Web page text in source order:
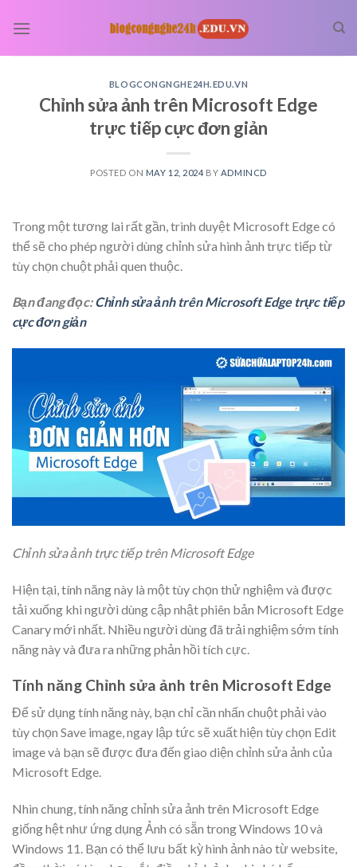
BLOGCONGNGHE24H.EDU.VN
Chỉnh sửa ảnh trên Microsoft Edge
trực tiếp cực đơn giản
POSTED ON MAY 12, 2024 BY ADMINCD
Trong một tương lai rất gần, trình duyệt Microsoft Edge có
thể sẽ cho phép người dùng chỉnh sửa hình ảnh trực tiếp từ
tùy chọn chuột phải quen thuộc.
Bạn đang đọc:Chỉnh sửa ảnh trên Microsoft Edge trực tiếp
cực đơn giản
Chỉnh sửa ảnh trực tiếp trên Microsoft Edge
Hiện tại, tính năng này là một tùy chọn thử nghiệm và được
tải xuống khi người dùng cập nhật phiên bản Microsoft Edge
Canary mới nhất. Nhiều người dùng đã trải nghiệm sớm tính
năng này và đưa ra những phản hồi tích cực.
Tính năng Chỉnh sửa ảnh trên Microsoft Edge
Để sử dụng tính năng này, bạn chỉ cần nhấn chuột phải vào
tùy chọn Save image, ngay lập tức sẽ xuất hiện tùy chọn Edit
image và bạn sẽ được đưa đến giao diện chỉnh sửa ảnh của
Microsoft Edge.
Nhìn chung, tính năng chỉnh sửa ảnh trên Microsoft Edge
giống hệt như ứng dụng Ảnh có sẵn trong Windows 10 và
Windows 11. Bạn có thể lưu bất kỳ hình ảnh nào từ website,